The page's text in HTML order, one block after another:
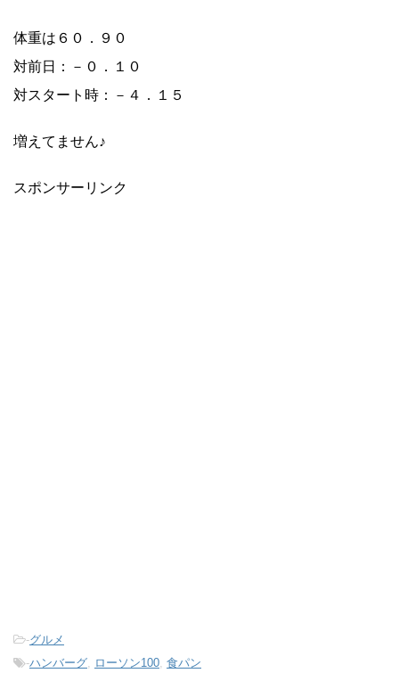
体重は６０．９０
対前日：－０．１０
対スタート時：－４．１５
増えてません♪
スポンサーリンク
-グルメ
-ハンバーグ ローソン100 食パン